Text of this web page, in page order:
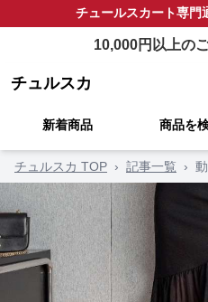
チュールスカート専門
10,000円以上の
チュルスカ
新着商品 商品を
チュルスカ TOP › 記事一覧 ›